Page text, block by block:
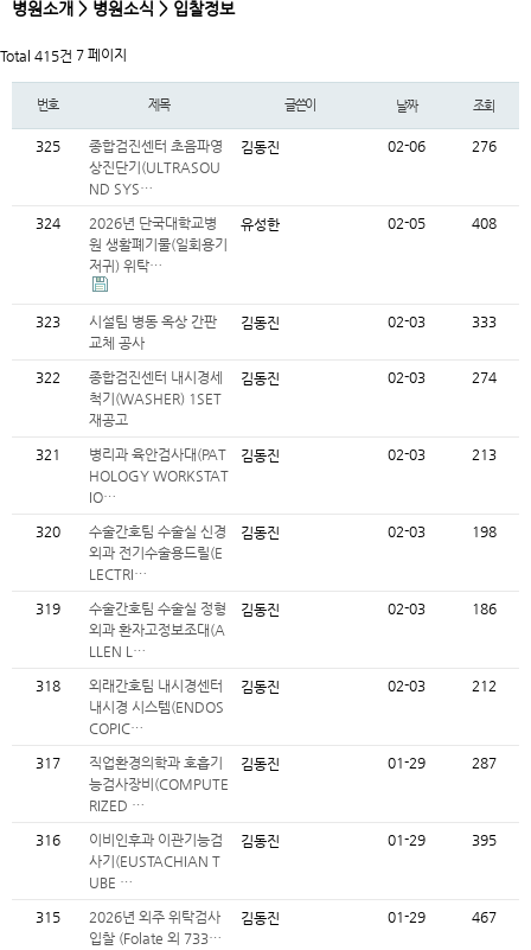
병원소개 > 병원소식 > 입찰정보
Total 415건 7 페이지
번호 제목 글쓴이 날짜 조회
325
종합검진센터 초음파영
상진단기(ULTRASOU
ND SYS…
김동진 02-06 276
324
2026년 단국대학교병
원 생활폐기물(일회용기
저귀) 위탁…
유성한 02-05 408
323
시설팀 병동 옥상 간판
교체 공사
김동진 02-03 333
322
종합검진센터 내시경세
척기(WASHER) 1SET
재공고
김동진 02-03 274
321
병리과 육안검사대(PAT
HOLOGY WORKSTAT
IO…
김동진 02-03 213
320
수술간호팀 수술실 신경
외과 전기수술용드릴(E
LECTRI…
김동진 02-03 198
319
수술간호팀 수술실 정형
외과 환자고정보조대(A
LLEN L…
김동진 02-03 186
318
외래간호팀 내시경센터
내시경 시스템(ENDOS
COPIC…
김동진 02-03 212
317
직업환경의학과 호흡기
능검사장비(COMPUTE
RIZED …
김동진 01-29 287
316
이비인후과 이관기능검
사기(EUSTACHIAN T
UBE …
김동진 01-29 395
315
2026년 외주 위탁검사
입찰 (Folate 외 733…
김동진 01-29 467